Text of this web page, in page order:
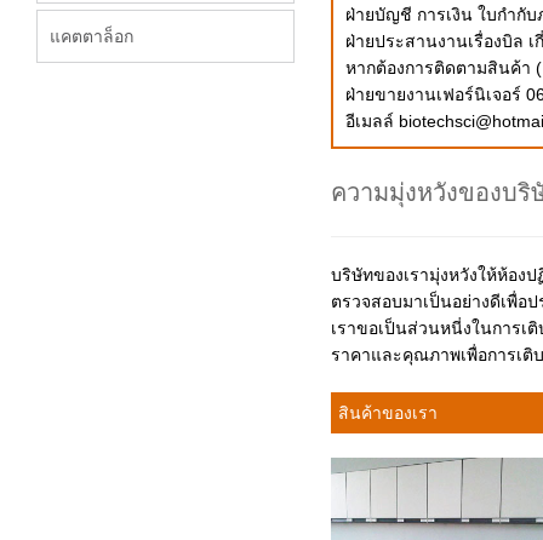
แคตตาล็อก
ฝ่ายบัญชี การเงิน ใบกำกั
ฝ่ายประสานงานเรื่องบิล
หากต้องการติดตามสินค้า
ฝ่ายขายงานเฟอร์นิเจอร์
อีเมลล์
ความมุ่งหวังของบริ
บริษัทของเรามุ่งหวังให้ห้อ
ตรวจสอบมาเป็นอย่างดีเพื่อ
เราขอเป็นส่วนหนี่งในการเ
ราคาและคุณภาพเพื่อการเติ
สินค้าของเรา